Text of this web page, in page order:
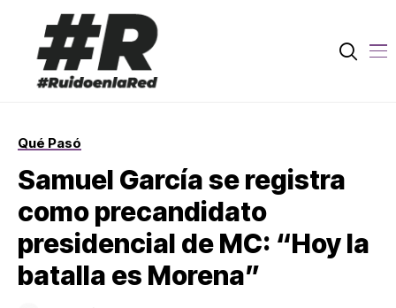
Qué Pasó
Samuel García se registra
como precandidato
presidencial de MC: “Hoy la
batalla es Morena”